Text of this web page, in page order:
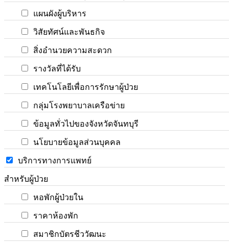
แผนผังผู้บริหาร
วิสัยทัศน์และพันธกิจ
สิ่งอำนวยความสะดวก
รางวัลที่ได้รับ
เทคโนโลยีเพื่อการรักษาผู้ป่วย
กลุ่มโรงพยาบาลเครือข่าย
ข้อมูลทั่วไปของจังหวัดจันทบุรี
นโยบายข้อมูลส่วนบุคคล
บริการทางการแพทย์
สำหรับผู้ป่วย
หอพักผู้ป่วยใน
ราคาห้องพัก
สมาชิกบัตรชีววัฒนะ